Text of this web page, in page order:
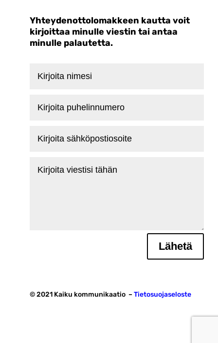
Yhteydenottolomakkeen kautta voit
kirjoittaa minulle viestin tai antaa
minulle palautetta.
nimesi
puhelinnumero
sähköpostiosoite
viestisi
Lähetä
© 2021 Kaiku kommunikaatio – Tietosuojaseloste